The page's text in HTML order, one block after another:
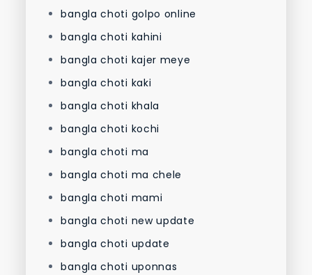
bangla choti golpo online
bangla choti kahini
bangla choti kajer meye
bangla choti kaki
bangla choti khala
bangla choti kochi
bangla choti ma
bangla choti ma chele
bangla choti mami
bangla choti new update
bangla choti update
bangla choti uponnas